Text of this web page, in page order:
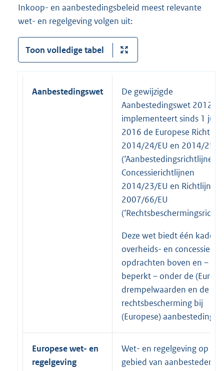
Inkoop- en aanbestedingsbeleid meest relevante
wet- en regelgeving volgen uit:
Toon volledige tabel
Aanbestedingswet
De gewijzigde
Aanbestedingswet 2012
implementeert sinds 1 juli
2016 de Europese
2014/24/EU en 2014/25/
(‘Aanbestedingsrichtlijnen’),
Concessierichtlijnen
2014/23/EU en Richtlijn
2007/66/EU
Deze wet biedt één kader
overheids- en concessie-
opdrachten boven en –
beperkt – onder de
drempelwaarden en de
rechtsbescherming bij
(Europese)
Europese wet- en
regelgeving
Wet- en regelgeving op het
gebied van aanbesteden is